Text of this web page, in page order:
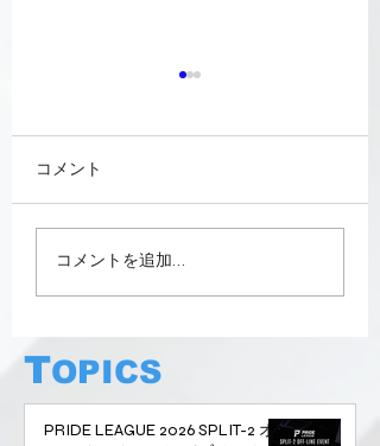
【PRIDE LEAGUE 日程
コメント
コメントを追加…
TOPICS
PRIDE LEAGUE 2026 SPLIT-2 オ